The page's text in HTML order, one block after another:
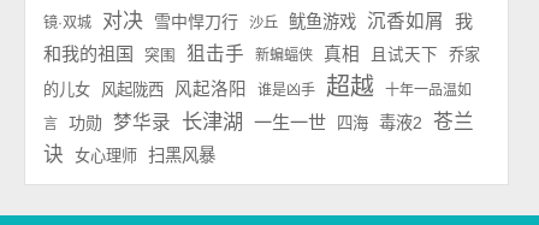
镜·双城 对决 雪中悍刀行 沙丘 鱿鱼游戏 沉香如屑
我
和我的祖国
突围 狙击手 新蝙蝠侠 真相 且试天下
乔家
的儿女
风起陇西 风起洛阳 谁是凶手 超越
十年一品温如
言
功勋 梦华录 长津湖 一生一世 四海 毒液2
苍兰
诀
女心理师 扫黑风暴